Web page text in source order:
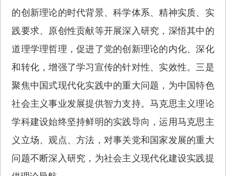
的创新理论的时代背景、科学体系、精神实质、实
践要求、原创性贡献等开展深入研究，深悟其中的
道理学理哲理，促进了党的创新理论的内化、深化
和转化，增强了学习宣传的针对性、实效性。三是
聚焦中国式现代化实践中的重大问题，为中国特色
社会主义事业发展提供智力支持。马克思主义理论
学科建设始终坚持鲜明的实践导向，运用马克思主
义立场、观点、方法，对事关党和国家发展的重大
问题不断深入研究，为社会主义现代化建设实践提